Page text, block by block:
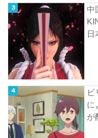
中
日
ビ
に
が